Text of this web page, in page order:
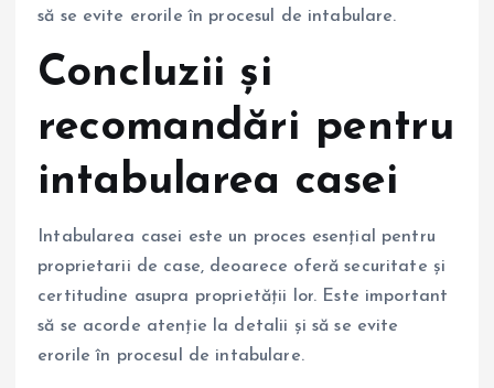
să se evite erorile în procesul de intabulare.
Concluzii și
recomandări pentru
intabularea casei
Intabularea casei este un proces esențial pentru
proprietarii de case, deoarece oferă securitate și
certitudine asupra proprietății lor. Este important
să se acorde atenție la detalii și să se evite
erorile în procesul de intabulare.